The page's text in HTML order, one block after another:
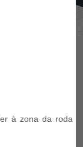
à zona da roda